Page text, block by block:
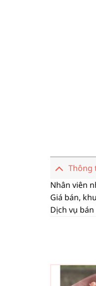
Thông
Nhân viên
Giá bán,
Dịch vụ